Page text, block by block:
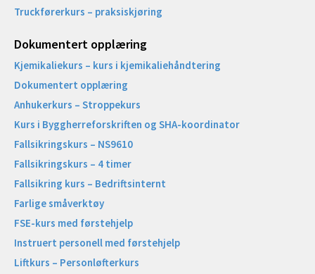
Truckførerkurs – praksiskjøring
Dokumentert opplæring
Kjemikaliekurs – kurs i kjemikaliehåndtering
Dokumentert opplæring
Anhukerkurs – Stroppekurs
Kurs i Byggherreforskriften og SHA-koordinator
Fallsikringskurs – NS9610
Fallsikringskurs – 4 timer
Fallsikring kurs – Bedriftsinternt
Farlige småverktøy
FSE-kurs med førstehjelp
Instruert personell med førstehjelp
Liftkurs – Personløfterkurs